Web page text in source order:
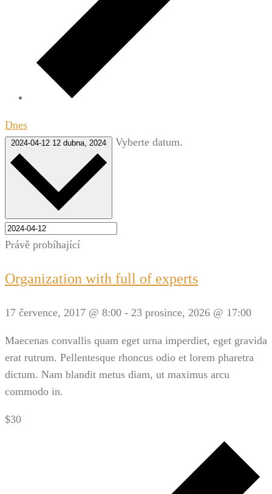
Dnes
2024-04-12 12 dubna, 2024 Vyberte datum.
Právě probíhající
Organization with full of experts
17 července, 2017 @ 8:00 - 23 prosince, 2026 @ 17:00
Maecenas convallis quam eget urna imperdiet, eget gravida
erat rutrum. Pellentesque rhoncus odio et lorem pharetra
dictum. Nam blandit metus diam, ut maximus arcu
commodo in.
$30